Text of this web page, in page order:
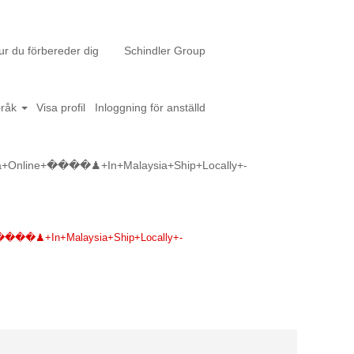
du förbereder dig Schindler Group
Visa profil Inloggning för anställd